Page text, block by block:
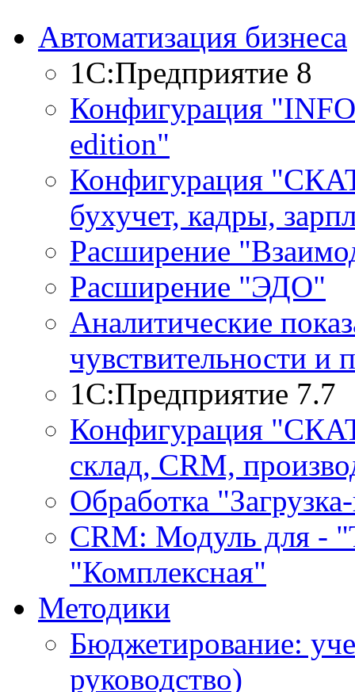
Автоматизация бизнеса
1С:Предприятие 8
Конфигурация
edition"
Конфигурация
бухучет, кадры,
Расширение
Расширение "ЭДО"
Аналитические
чувствительности и
1С:Предприятие 7.7
Конфигурация
склад, CRM,
Обработка
CRM: Модуль для -
"Комплексная"
Методики
Бюджетирование:
руководство)